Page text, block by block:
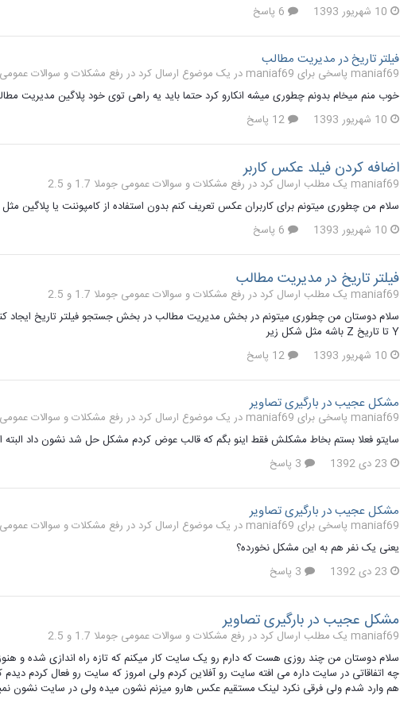
10 شهریور 1393
فیلتر تاریخ در مدیریت مطالب
maniaf69 پاسخی برای maniaf69 در یک موضوع ارسال کرد در
رفع مشکلات و سوالات عمومی جوملا
خوب منم میخام بدونم چطوری میشه انکارو کرد حتما باید یه راهی توی خود پلاگین مدیریت
10 شهریور 1393
اضافه کردن فیلد عکس کاربر
maniaf69 یک مطلب ارسال کرد در
رفع مشکلات و سوالات عمومی جوملا 1.7 و 2.5
سلام من چطوری میتونم برای کاربران عکس تعریف کنم بدون استفاده از کامپوننت یا پلاگین
10 شهریور 1393
فیلتر تاریخ در مدیریت مطالب
maniaf69 یک مطلب ارسال کرد در
رفع مشکلات و سوالات عمومی جوملا 1.7 و 2.5
Y تا تاریخ Z باشه مثل شکل زیر
10 شهریور 1393
مشکل عجیب در بارگیری تصاویر
maniaf69 پاسخی برای maniaf69 در یک موضوع ارسال کرد در
رفع مشکلات و سوالات عمومی جوملا
سایتو فعلا بستم بخاط مشکلش فقط اینو بگم که قالب عوض کردم مشکل حل شد نشون داد
23 دی 1392
مشکل عجیب در بارگیری تصاویر
maniaf69 پاسخی برای maniaf69 در یک موضوع ارسال کرد در
رفع مشکلات و سوالات عمومی جوملا
یعنی یک نفر هم به این مشکل نخورده؟
23 دی 1392
مشکل عجیب در بارگیری تصاویر
maniaf69 یک مطلب ارسال کرد در
رفع مشکلات و سوالات عمومی جوملا 1.7 و 2.5
سلام دوستان من چند روزی هست که دارم رو یک سایت کار میکنم که تازه راه اندازی شده و
چه اتفاقاتی در سایت داره می افته سایت رو آفلاین کردم ولی امروز که سایت رو فعال کردم
هم وارد شدم ولی فرقی نکرد لینک مستقیم عکس هارو میزنم نشون میده ولی در سایت نشون